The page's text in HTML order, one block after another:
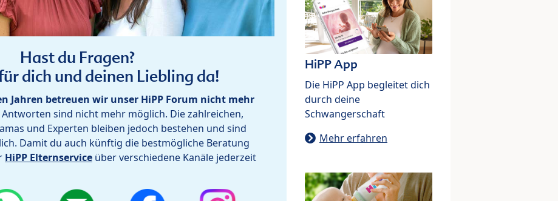
Hast du Fragen?
dich und deinen Liebling da!
Jahren betreuen wir unser HiPP Forum nicht mehr
sind nicht mehr möglich. Die zahlreichen,
und Experten bleiben jedoch bestehen und sind
Damit du auch künftig die bestmögliche Beratung
HiPP Elternservice über verschiedene Kanäle jederzeit
HiPP App
Die HiPP App begleitet dich
durch deine
Schwangerschaft
Mehr erfahren